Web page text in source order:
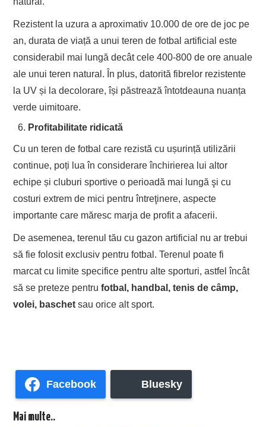
Rezistent la uzura a aproximativ 10.000 de ore de joc pe
an, durata de viață a unui teren de fotbal artificial este
considerabil mai lungă decât cele 400-800 de ore anuale
ale unui teren natural. În plus, datorită fibrelor rezistente
la UV și la decolorare, își păstrează întotdeauna nuanța
verde uimitoare.
Profitabilitate ridicată
Cu un teren de fotbal care rezistă cu ușurință utilizării
continue, poți lua în considerare închirierea lui altor
echipe și cluburi sportive o perioadă mai lungă şi cu
costuri extrem de mici pentru întreţinere, aspecte
importante care măresc marja de profit a afacerii.
De asemenea, terenul tău cu gazon artificial nu ar trebui
să fie folosit exclusiv pentru fotbal. Terenul poate fi
marcat cu limite specifice pentru alte sporturi, astfel încât
să se preteze pentrufotbal, handbal, tenis de câmp,
volei, baschet sau orice alt sport.
Facebook Bluesky
Mai multe..